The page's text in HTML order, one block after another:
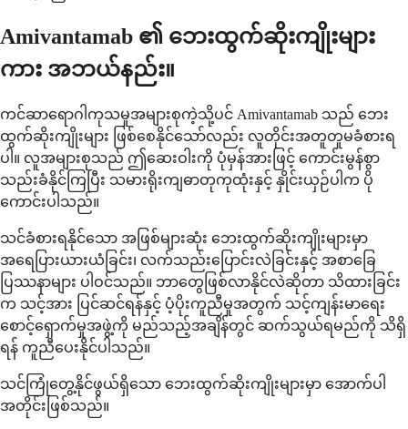
Amivantamab ၏ ဘေးထွက်ဆိုးကျိုးများ
ကား အဘယ်နည်း။
ကင်ဆာရောဂါကုသမှုအများစုကဲ့သို့ပင် Amivantamab သည် ဘေး
ထွက်ဆိုးကျိုးများ ဖြစ်စေနိုင်သော်လည်း လူတိုင်းအတူတူမခံစားရ
ပါ။ လူအများစုသည် ဤဆေးဝါးကို ပုံမှန်အားဖြင့် ကောင်းမွန်စွာ
သည်းခံနိုင်ကြပြီး သမားရိုးကျဓာတုကုထုံးနှင့် နှိုင်းယှဉ်ပါက ပို
ကောင်းပါသည်။
သင်ခံစားရနိုင်သော အဖြစ်များဆုံး ဘေးထွက်ဆိုးကျိုးများမှာ
အရေပြားယားယံခြင်း၊ လက်သည်းပြောင်းလဲခြင်းနှင့် အစာခြေ
ပြဿနာများ ပါဝင်သည်။ ဘာတွေဖြစ်လာနိုင်လဲဆိုတာ သိထားခြင်း
က သင့်အား ပြင်ဆင်ရန်နှင့် ပံ့ပိုးကူညီမှုအတွက် သင့်ကျန်းမာရေး
စောင့်ရှောက်မှုအဖွဲ့ကို မည်သည့်အချိန်တွင် ဆက်သွယ်ရမည်ကို သိရှိ
ရန် ကူညီပေးနိုင်ပါသည်။
သင်ကြုံတွေ့နိုင်ဖွယ်ရှိသော ဘေးထွက်ဆိုးကျိုးများမှာ အောက်ပါ
အတိုင်းဖြစ်သည်။